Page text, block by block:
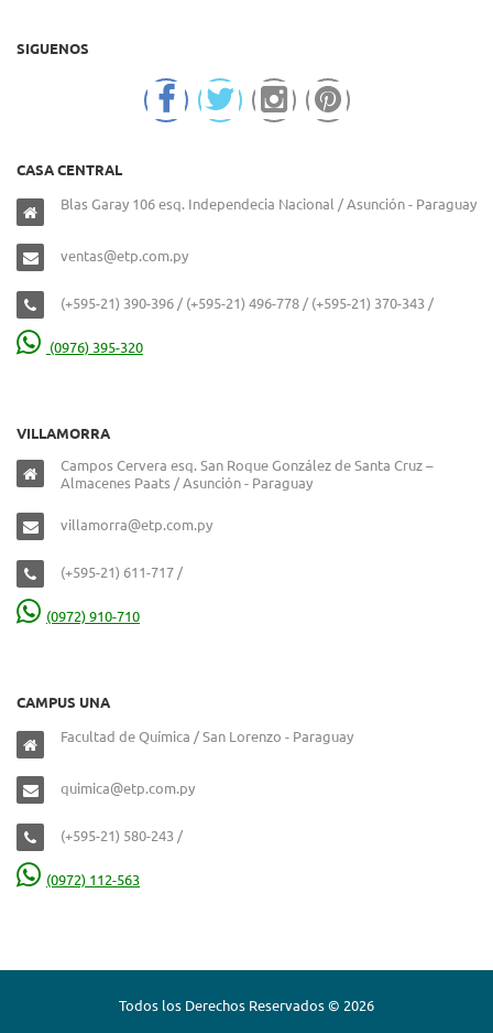
SIGUENOS
CASA CENTRAL
Blas Garay 106 esq. Independecia Nacional / Asunción - Paraguay
ventas@etp.com.py
(+595-21) 390-396 / (+595-21) 496-778 / (+595-21) 370-343 /
(0976) 395-320
VILLAMORRA
Campos Cervera esq. San Roque González de Santa Cruz –
Almacenes Paats / Asunción - Paraguay
villamorra@etp.com.py
(+595-21) 611-717 /
(0972) 910-710
CAMPUS UNA
Facultad de Química / San Lorenzo - Paraguay
quimica@etp.com.py
(+595-21) 580-243 /
(0972) 112-563
Todos los Derechos Reservados © 2026